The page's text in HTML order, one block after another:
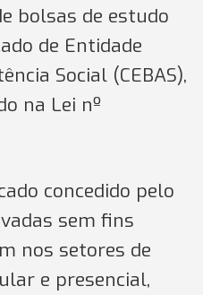
bolsas de estudo
de Entidade
Social (CEBAS),
na Lei nº
concedido pelo
sem fins
nos setores de
e presencial,